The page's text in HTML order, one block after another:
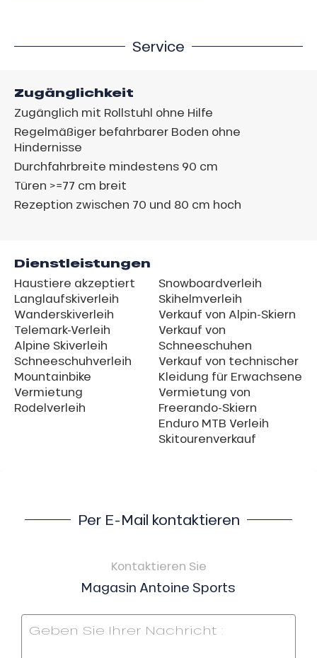
Service
Zugänglichkeit
Zugänglich mit Rollstuhl ohne Hilfe
Regelmäßiger befahrbarer Boden ohne
Hindernisse
Durchfahrbreite mindestens 90 cm
Türen >=77 cm breit
Rezeption zwischen 70 und 80 cm hoch
Dienstleistungen
Haustiere akzeptiert
Langlaufskiverleih
Wanderskiverleih
Telemark-Verleih
Alpine Skiverleih
Schneeschuhverleih
Mountainbike
Vermietung
Rodelverleih
Snowboardverleih
Skihelmverleih
Verkauf von Alpin-Skiern
Verkauf von
Schneeschuhen
Verkauf von technischer
Kleidung für Erwachsene
Vermietung von
Freerando-Skiern
Enduro MTB Verleih
Skitourenverkauf
Per E-Mail kontaktieren
Kontaktieren Sie
Magasin Antoine Sports